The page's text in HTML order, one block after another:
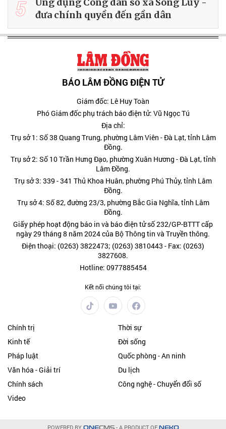
5
đưa chính quyền đến gần dân
BÁO LÂM ĐỒNG ĐIỆN TỬ
Giám đốc: Lê Huy Toàn
Phó Giám đốc phụ trách báo điện tử: Vũ Ngọc Tú
Địa chỉ:
Trụ sở 1: Số 38 Quang Trung, phường Lâm Viên - Đà Lạt, tỉnh Lâm
Đồng.
Trụ sở 2: Số 10 Trần Hưng Đạo, phường Xuân Hương - Đà Lạt, tỉnh
Lâm Đồng.
Trụ sở 3: 339 - 341 Thủ Khoa Huân, phường Phú Thủy, tỉnh Lâm
Đồng.
Trụ sở 4: Số 82, đường 23/3, phường Bắc Gia Nghĩa, tỉnh Lâm
Đồng.
Giấy phép hoạt động báo in và báo điện tử số 232/GP-BTTT cấp
ngày 29 tháng 8 năm 2024 của Bộ Thông tin và Truyền thông.
Điện thoại: (0263) 3822473; (0263) 3810443 - Fax: (0263)
3827608.
Hotline: 0977885454
Kết nối chúng tôi tại:
Chính trị
Thời sự
Kinh tế
Đời sống
Pháp luật
Quốc phòng - An ninh
Văn hóa - Giải trí
Du lịch
Chính sách
Công nghệ - Chuyển đổi số
Video
POWERED BY ONECMS- A PRODUCT OF NEKO